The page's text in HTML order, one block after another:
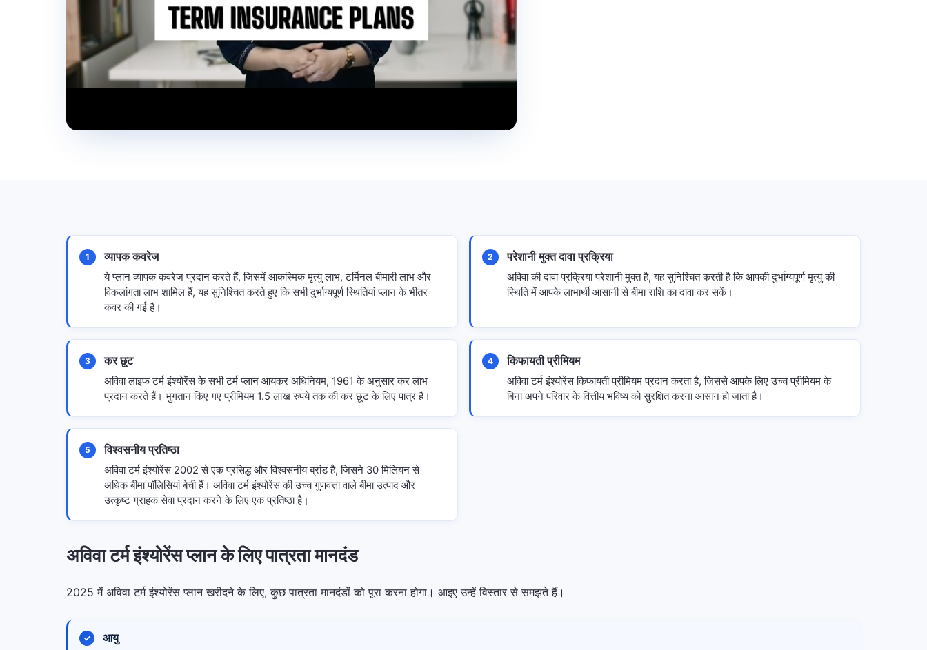
1 व्यापक कवरेज
ये प्लान व्यापक कवरेज प्रदान करते हैं, जिसमें आकस्मिक मृत्यु लाभ, टर्मिनल बीमारी लाभ और
विकलांगता लाभ शामिल हैं, यह सुनिश्चित करते हुए कि सभी दुर्भाग्यपूर्ण स्थितियां प्लान के भीतर
कवर की गई हैं।
2 परेशानी मुक्त दावा प्रक्रिया
अविवा की दावा प्रक्रिया परेशानी मुक्त है, यह सुनिश्चित करती है कि आपकी दुर्भाग्यपूर्ण मृत्यु की
स्थिति में आपके लाभार्थी आसानी से बीमा राशि का दावा कर सकें।
3 कर छूट
अविवा लाइफ टर्म इंश्योरेंस के सभी टर्म प्लान आयकर अधिनियम, 1961 के अनुसार कर लाभ
प्रदान करते हैं। भुगतान किए गए प्रीमियम 1.5 लाख रुपये तक की कर छूट के लिए पात्र हैं।
4 किफायती प्रीमियम
अविवा टर्म इंश्योरेंस किफायती प्रीमियम प्रदान करता है, जिससे आपके लिए उच्च प्रीमियम के
बिना अपने परिवार के वित्तीय भविष्य को सुरक्षित करना आसान हो जाता है।
5 विश्वसनीय प्रतिष्ठा
अविवा टर्म इंश्योरेंस 2002 से एक प्रसिद्ध और विश्वसनीय ब्रांड है, जिसने 30 मिलियन से
अधिक बीमा पॉलिसियां बेची हैं। अविवा टर्म इंश्योरेंस की उच्च गुणवत्ता वाले बीमा उत्पाद और
उत्कृष्ट ग्राहक सेवा प्रदान करने के लिए एक प्रतिष्ठा है।
अविवा टर्म इंश्योरेंस प्लान के लिए पात्रता मानदंड
2025 में अविवा टर्म इंश्योरेंस प्लान खरीदने के लिए, कुछ पात्रता मानदंडों को पूरा करना होगा। आइए उन्हें विस्तार से समझते हैं।
आयु